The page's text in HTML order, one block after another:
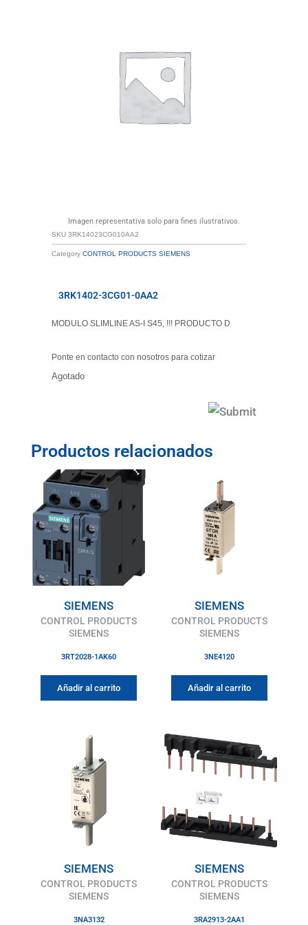
Imagen representativa solo para fines ilustrativos.
SKU 3RK14023CG010AA2
Category CONTROL PRODUCTS SIEMENS
3RK1402-3CG01-0AA2
MODULO SLIMLINE AS-I S45, !!! PRODUCTO D
Ponte en contacto con nosotros para cotizar
Agotado
Productos relacionados
SIEMENS
CONTROL PRODUCTS
SIEMENS
3RT2028-1AK60
Añadir al carrito
SIEMENS
CONTROL PRODUCTS
SIEMENS
3NE4120
Añadir al carrito
SIEMENS
CONTROL PRODUCTS
SIEMENS
3NA3132
SIEMENS
CONTROL PRODUCTS
SIEMENS
3RA2913-2AA1